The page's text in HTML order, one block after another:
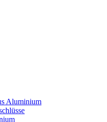
Aluminium